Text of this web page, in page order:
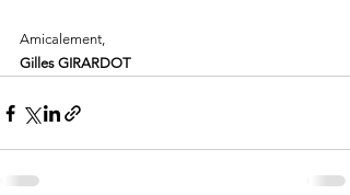
Amicalement,
Gilles GIRARDOT